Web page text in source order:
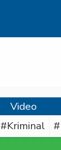
Video
#Kriminal